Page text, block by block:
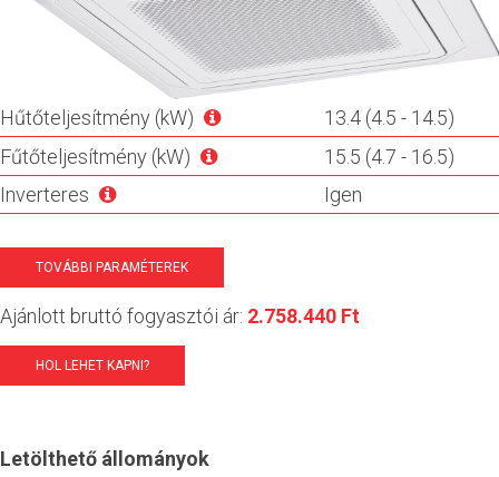
Hűtőteljesítmény (kW)
13.4 (4.5 - 14.5)
Fűtőteljesítmény (kW)
15.5 (4.7 - 16.5)
Inverteres
Igen
TOVÁBBI PARAMÉTEREK
Ajánlott bruttó fogyasztói ár: 2.758.440 Ft
HOL LEHET KAPNI?
Letölthető állományok